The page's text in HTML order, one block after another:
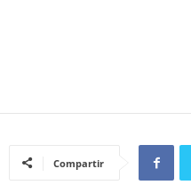
Compartir